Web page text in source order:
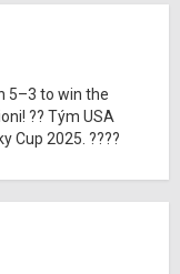
5–3 to win the
?? Tým USA
Cup 2025. ????